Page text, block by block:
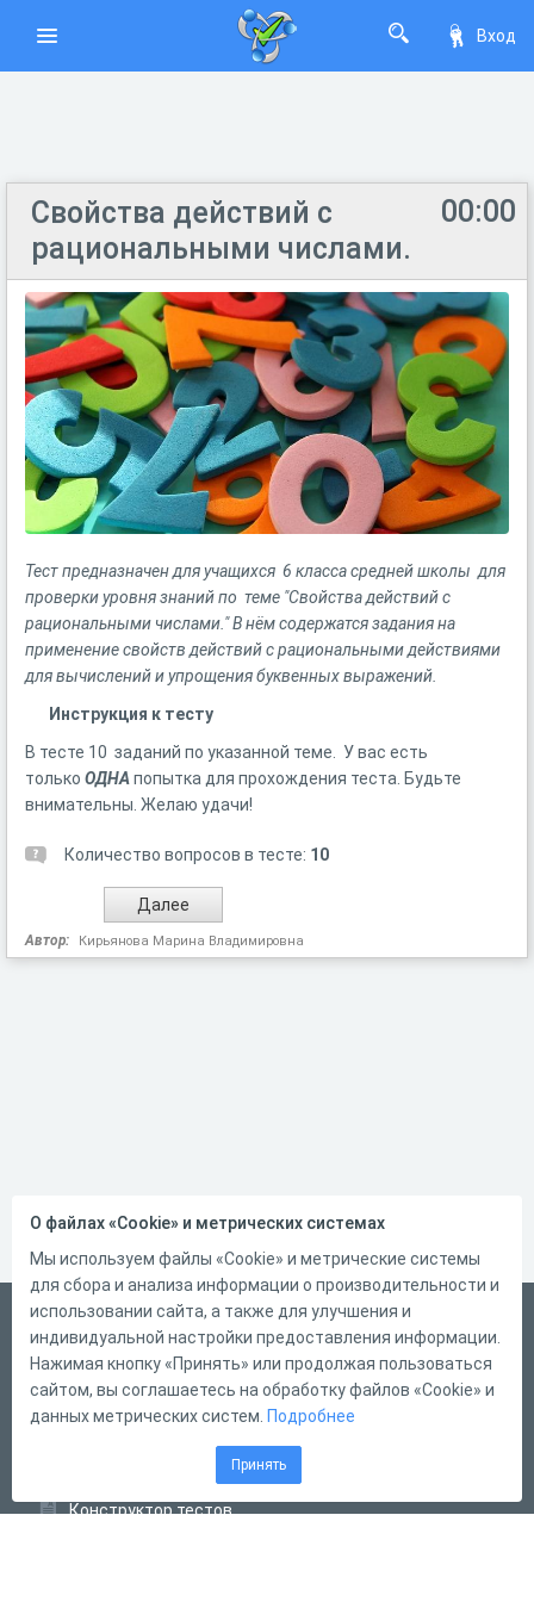
Вход
00:00
Свойства действий с
рациональными числами.
Тест предназначен для учащихся 6 класса средней школы для
проверки уровня знаний по теме "Свойства действий с
рациональными числами." В нём содержатся задания на
применение свойств действий с рациональными действиями
для вычислений и упрощения буквенных выражений.
Инструкция к тесту
В тесте 10 заданий по указанной теме. У вас есть
только ОДНА попытка для прохождения теста. Будьте
внимательны. Желаю удачи!
Количество вопросов в тесте: 10
Автор: Кирьянова Марина Владимировна
Русский
Справка
Форма обратной связи
Конструктор тестов
О файлах «Cookie» и метрических системах
Мы используем файлы «Cookie» и метрические системы
для сбора и анализа информации о производительности и
использовании сайта, а также для улучшения и
индивидуальной настройки предоставления информации.
Нажимая кнопку «Принять» или продолжая пользоваться
сайтом, вы соглашаетесь на обработку файлов «Cookie» и
данных метрических систем. Подробнее
Принять